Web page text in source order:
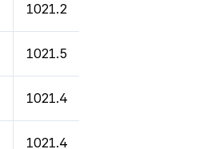
1021.2
1021.5
1021.4
1021.4